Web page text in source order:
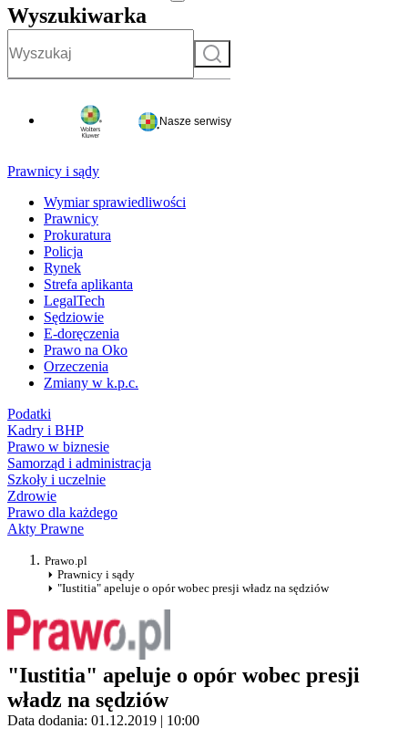
Wyszukiwarka
Szukaj
Nasze serwisy
Prawnicy i sądy
Wymiar sprawiedliwości
Prawnicy
Prokuratura
Policja
Rynek
Strefa aplikanta
LegalTech
Sędziowie
E-doręczenia
Prawo na Oko
Orzeczenia
Zmiany w k.p.c.
Podatki
Kadry i BHP
Prawo w biznesie
Samorząd i administracja
Szkoły i uczelnie
Zdrowie
Prawo dla każdego
Akty Prawne
Prawo.pl
Prawnicy i sądy
"Iustitia" apeluje o opór wobec presji władz na sędziów
"Iustitia" apeluje o opór wobec presji
władz na sędziów
Data dodania: 01.12.2019 | 10:00